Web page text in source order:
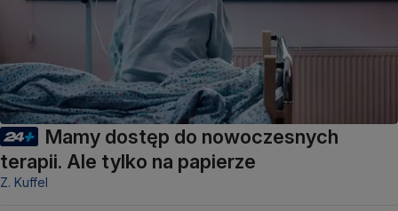
Mamy dostęp do nowoczesnych
terapii. Ale tylko na papierze
Z. Kuffel